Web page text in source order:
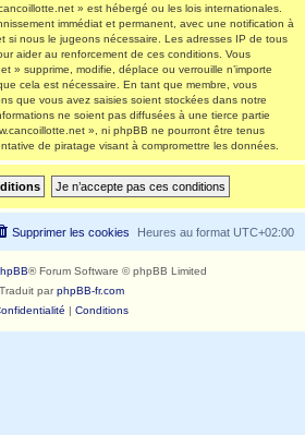
» est hébergé ou les lois internationales.
immédiat et permanent, avec une notification à
si nous le jugeons nécessaire. Les adresses IP de tous
aider au renforcement de ces conditions. Vous
» supprime, modifie, déplace ou verrouille n’importe
cela est nécessaire. En tant que membre, vous
que vous avez saisies soient stockées dans notre
ne soient pas diffusées à une tierce partie
», ni phpBB ne pourront être tenus
de piratage visant à compromettre les données.
Heures au format UTC+02:00
Supprimer les cookies
® Forum Software © phpBB Limited
Traduit parphpBB-fr.com
| Conditions